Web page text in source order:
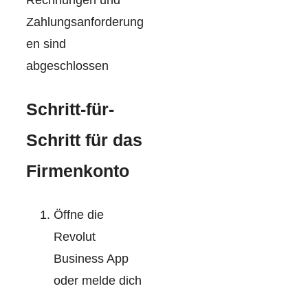
Zahlungsanforderung
en sind
abgeschlossen
Schritt-für-
Schritt für das
Firmenkonto
Öffne die
Revolut
Business App
oder melde dich